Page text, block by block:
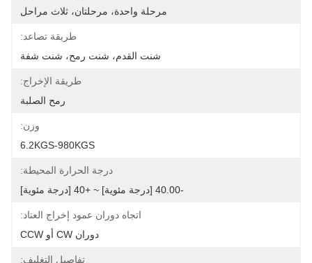
مرحلة واحدة، مرحلتان، ثلاث مراحل
طريقة تصاعد:
شنت القدم، شنت رمح، شنت شفة
طريقة الإخراج:
رمح الصلبة
وزن:
6.2KGS-980KGS
درجة الحرارة المحيطة:
-40.00 [درجة مئوية] ~ +40 [درجة مئوية]
اتجاه دوران عمود إخراج العتاد:
دوران CW أو CCW
تفاصيل التغليف: